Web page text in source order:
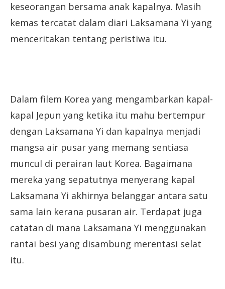
keseorangan bersama anak kapalnya. Masih
kemas tercatat dalam diari Laksamana Yi yang
menceritakan tentang peristiwa itu.
Dalam filem Korea yang mengambarkan kapal-
kapal Jepun yang ketika itu mahu bertempur
dengan Laksamana Yi dan kapalnya menjadi
mangsa air pusar yang memang sentiasa
muncul di perairan laut Korea. Bagaimana
mereka yang sepatutnya menyerang kapal
Laksamana Yi akhirnya belanggar antara satu
sama lain kerana pusaran air. Terdapat juga
catatan di mana Laksamana Yi menggunakan
rantai besi yang disambung merentasi selat
itu.